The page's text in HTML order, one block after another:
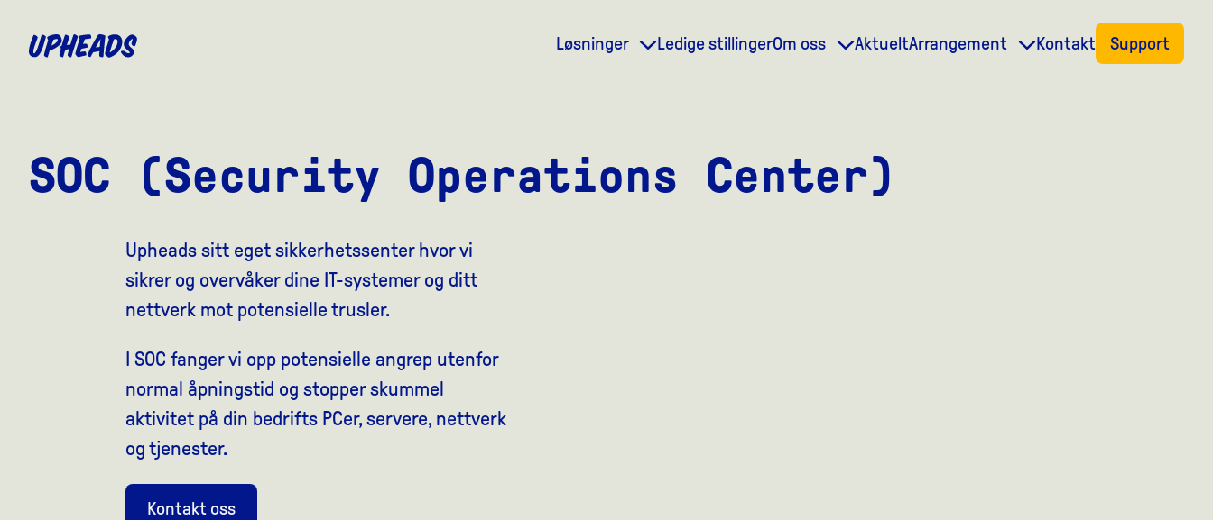
Løsninger Ledige stillingerOm oss AktueltArrangement Kontakt Support
SOC (Security Operations Center)
Upheads sitt eget sikkerhetssenter hvor vi
sikrer og overvåker dine IT-systemer og ditt
nettverk mot potensielle trusler.
I SOC fanger vi opp potensielle angrep utenfor
normal åpningstid​ og stopper skummel
aktivitet på din bedrifts PCer, servere, nettverk
og tjenester.
Kontakt oss